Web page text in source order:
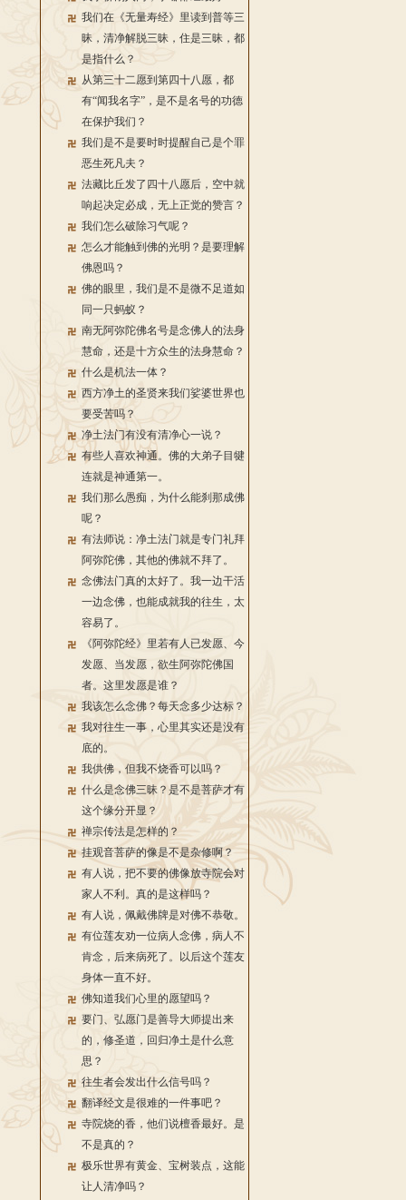
我们在《无量寿经》里读到普等三
昧，清净解脱三昧，住是三昧，都
是指什么？
从第三十二愿到第四十八愿，都
有“闻我名字”，是不是名号的功德
在保护我们？
我们是不是要时时提醒自己是个罪
恶生死凡夫？
法藏比丘发了四十八愿后，空中就
响起决定必成，无上正觉的赞言？
我们怎么破除习气呢？
怎么才能触到佛的光明？是要理解
佛恩吗？
佛的眼里，我们是不是微不足道如
同一只蚂蚁？
南无阿弥陀佛名号是念佛人的法身
慧命，还是十方众生的法身慧命？
什么是机法一体？
西方净土的圣贤来我们娑婆世界也
要受苦吗？
净土法门有没有清净心一说？
有些人喜欢神通。佛的大弟子目犍
连就是神通第一。
我们那么愚痴，为什么能刹那成佛
呢？
有法师说：净土法门就是专门礼拜
阿弥陀佛，其他的佛就不拜了。
念佛法门真的太好了。我一边干活
一边念佛，也能成就我的往生，太
容易了。
《阿弥陀经》里若有人已发愿、今
发愿、当发愿，欲生阿弥陀佛国
者。这里发愿是谁？
我该怎么念佛？每天念多少达标？
我对往生一事，心里其实还是没有
底的。
我供佛，但我不烧香可以吗？
什么是念佛三昧？是不是菩萨才有
这个缘分开显？
禅宗传法是怎样的？
挂观音菩萨的像是不是杂修啊？
有人说，把不要的佛像放寺院会对
家人不利。真的是这样吗？
有人说，佩戴佛牌是对佛不恭敬。
有位莲友劝一位病人念佛，病人不
肯念，后来病死了。以后这个莲友
身体一直不好。
佛知道我们心里的愿望吗？
要门、弘愿门是善导大师提出来
的，修圣道，回归净土是什么意
思？
往生者会发出什么信号吗？
翻译经文是很难的一件事吧？
寺院烧的香，他们说檀香最好。是
不是真的？
极乐世界有黄金、宝树装点，这能
让人清净吗？